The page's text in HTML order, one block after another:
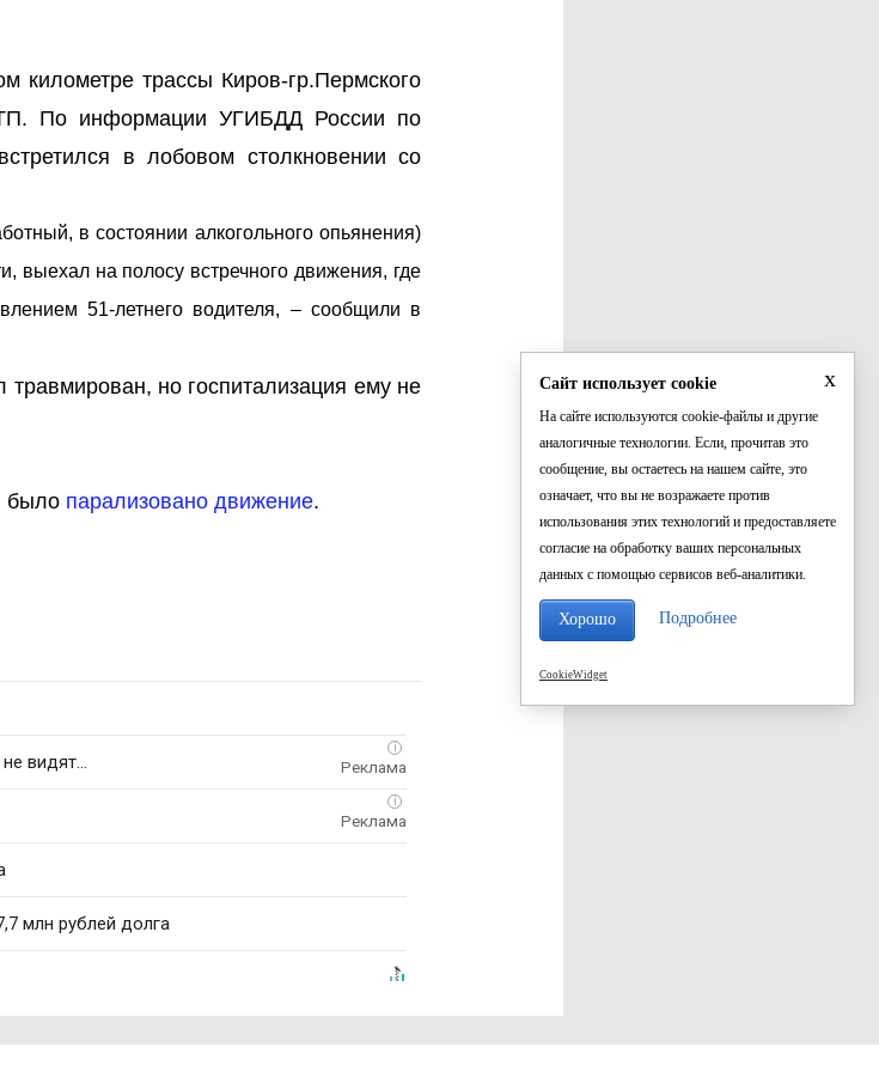
километре трассы Киров-гр.Пермского
По информации УГИБДД России по
в лобовом столкновении со
в состоянии алкогольного опьянения)
выехал на полосу встречного движения, где
51-летнего водителя, – сообщили в
но госпитализация ему не
было парализовано движение.
i
видят...
i
млн рублей долга
x
Сайт использует cookie
На сайте используются cookie-файлы и другие
аналогичные технологии. Если, прочитав это
сообщение, вы остаетесь на нашем сайте, это
означает, что вы не возражаете против
использования этих технологий и предоставляете
согласие на обработку ваших персональных
данных с помощью сервисов веб-аналитики.
Хорошо Подробнее
CookieWidget